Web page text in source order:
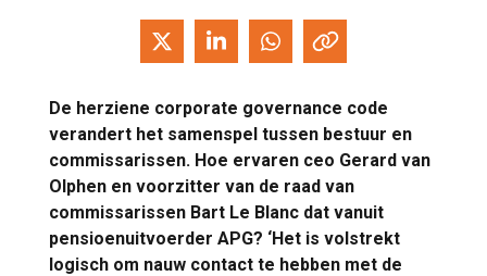
De herziene corporate governance code
verandert het samenspel tussen bestuur en
commissarissen. Hoe ervaren ceo Gerard van
Olphen en voorzitter van de raad van
commissarissen Bart Le Blanc dat vanuit
pensioenuitvoerder APG? ‘Het is volstrekt
logisch om nauw contact te hebben met de